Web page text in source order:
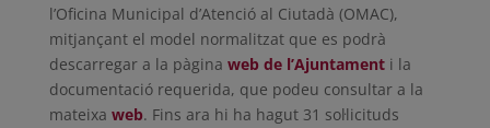
l’Oficina Municipal d’Atenció al Ciutadà (OMAC),
mitjançant el model normalitzat que es podrà
descarregar a la pàgina web de l’Ajuntamenti la
documentació requerida, que podeu consultar a la
mateixa web. Fins ara hi ha hagut 31 sol·licituds